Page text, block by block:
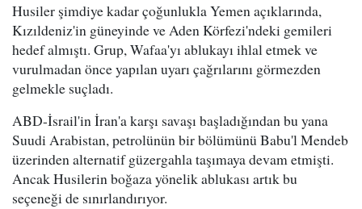
Husiler şimdiye kadar çoğunlukla Yemen açıklarında,
Kızıldeniz'in güneyinde ve Aden Körfezi'ndeki gemileri
hedef almıştı. Grup, Wafaa'yı ablukayı ihlal etmek ve
vurulmadan önce yapılan uyarı çağrılarını görmezden
gelmekle suçladı.
ABD-İsrail'in İran'a karşı savaşı başladığından bu yana
Suudi Arabistan, petrolünün bir bölümünü Babu'l Mendeb
üzerinden alternatif güzergahla taşımaya devam etmişti.
Ancak Husilerin boğaza yönelik ablukası artık bu
seçeneği de sınırlandırıyor.